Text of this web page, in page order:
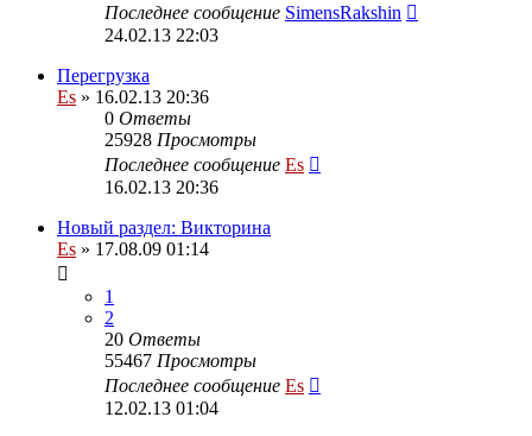
Последнее сообщение SimensRakshin
24.02.13 22:03
Перегрузка
Es » 16.02.13 20:36
0 Ответы
25928 Просмотры
Последнее сообщение Es
16.02.13 20:36
Новый раздел: Викторина
Es » 17.08.09 01:14
1
2
20 Ответы
55467 Просмотры
Последнее сообщение Es
12.02.13 01:04